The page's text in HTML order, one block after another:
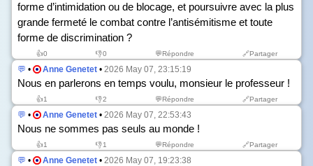
forme d’intimidation ou de blocage, et poursuivre avec la plus
grande fermeté le combat contre l’antisémitisme et toute
forme de discrimination ?
👍0 👎0 💬Répondre 🔗Partager
💬 • Anne Genetet • 2026 May 07, 23:15:19
Nous en parlerons en temps voulu, monsieur le professeur !
👍1 👎2 💬Répondre 🔗Partager
💬 • Anne Genetet • 2026 May 07, 22:53:43
Nous ne sommes pas seuls au monde !
👍1 👎1 💬Répondre 🔗Partager
💬 • Anne Genetet • 2026 May 07, 19:23:38